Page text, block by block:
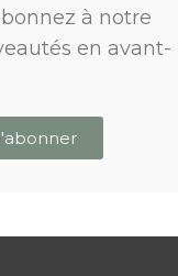
à notre
en avant-